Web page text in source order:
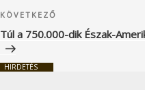
Következő
bejegyzés
KÖVETKEZŐ
Túl a 750.000-dik Észak-
HIRDETÉS